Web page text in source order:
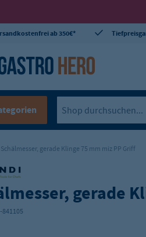
ab 350€*
Schälmesser, gerade Klinge 75 mm miz PP Griff
gerade
841105